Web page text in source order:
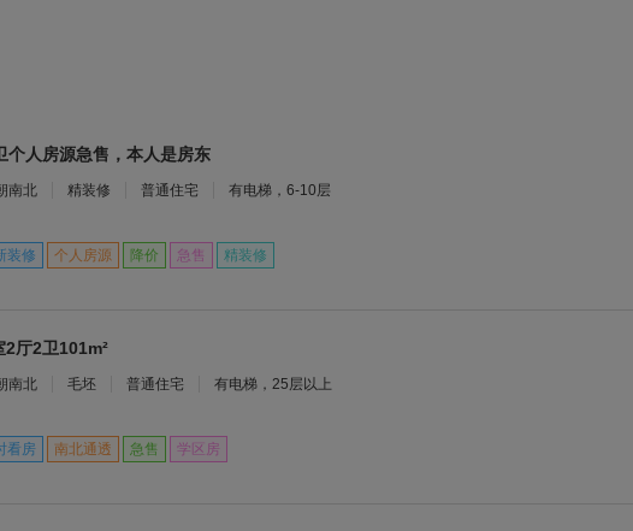
个人房源急售，本人是房东
南北 精装修 普通住宅
有电梯，6-10层
装修 个人房源 降价 急售 精装修
厅2卫101m²
南北 毛坯 普通住宅
有电梯，25层以上
看房 南北通透 急售 学区房